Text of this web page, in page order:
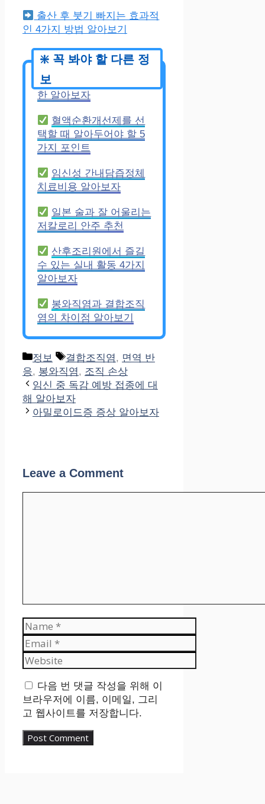
출산 후 붓기 빠지는 효과적
인 4가지 방법 알아보기
한 알아보자
혈액순환개선제를 선
택할 때 알아두어야 할 5
가지 포인트
임신성 간내담즙정체
치료비용 알아보자
일본 술과 잘 어울리는
저칼로리 안주 추천
산후조리원에서 즐길
수 있는 실내 활동 4가지
알아보자
봉와직염과 결합조직
염의 차이점 알아보기
Categories
정보 Tags
결합조직염, 면역 반
응, 봉와직염, 조직 손상
임신 중 독감 예방 접종에 대
해 알아보자
아밀로이드증 증상 알아보자
Leave a Comment
Name
Email
Website
다음 번 댓글 작성을 위해 이
브라우저에 이름, 이메일, 그리
고 웹사이트를 저장합니다.